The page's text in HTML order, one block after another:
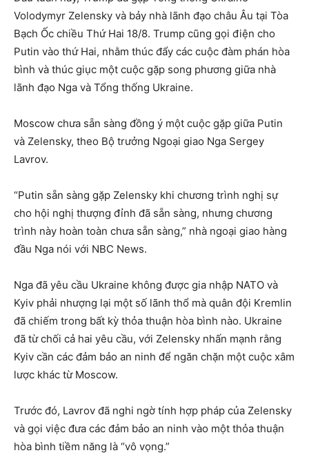
Volodymyr Zelensky và bảy nhà lãnh đạo châu Âu tại Tòa
Bạch Ốc chiều Thứ Hai 18/8. Trump cũng gọi điện cho
Putin vào thứ Hai, nhằm thúc đẩy các cuộc đàm phán hòa
bình và thúc giục một cuộc gặp song phương giữa nhà
lãnh đạo Nga và Tổng thống Ukraine.
Moscow chưa sẵn sàng đồng ý một cuộc gặp giữa Putin
và Zelensky, theo Bộ trưởng Ngoại giao Nga Sergey
Lavrov.
“Putin sẵn sàng gặp Zelensky khi chương trình nghị sự
cho hội nghị thượng đỉnh đã sẵn sàng, nhưng chương
trình này hoàn toàn chưa sẵn sàng,” nhà ngoại giao hàng
đầu Nga nói với NBC News.
Nga đã yêu cầu Ukraine không được gia nhập NATO và
Kyiv phải nhượng lại một số lãnh thổ mà quân đội Kremlin
đã chiếm trong bất kỳ thỏa thuận hòa bình nào. Ukraine
đã từ chối cả hai yêu cầu, với Zelensky nhấn mạnh rằng
Kyiv cần các đảm bảo an ninh để ngăn chặn một cuộc xâm
lược khác từ Moscow.
Trước đó, Lavrov đã nghi ngờ tính hợp pháp của Zelensky
và gọi việc đưa các đảm bảo an ninh vào một thỏa thuận
hòa bình tiềm năng là “vô vọng.”